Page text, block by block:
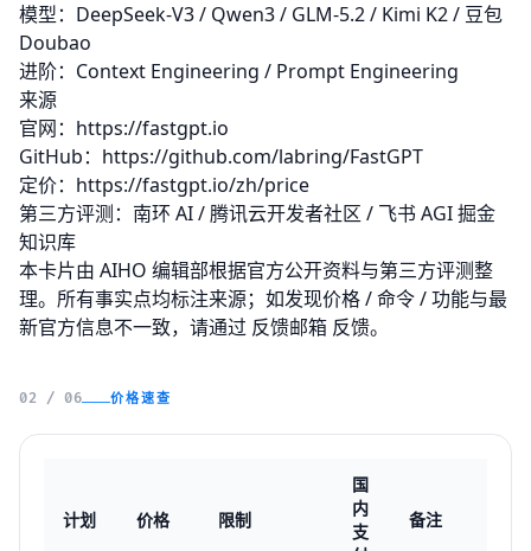
模型： DeepSeek-V3/ Qwen3/ GLM-5.2/ Kimi K2/ 豆包
Doubao
进阶： Context Engineering / Prompt Engineering
来源
官网： https://fastgpt.io
GitHub： https://github.com/labring/FastGPT
定价： https://fastgpt.io/zh/price
第三方评测：南环 AI / 腾讯云开发者社区 / 飞书 AGI 掘金
知识库
本卡片由 AIHO 编辑部根据官方公开资料与第三方评测整
理。所有事实点均标注来源；如发现价格 / 命令 / 功能与最
新官方信息不一致，请通过 反馈邮箱 反馈。
02 / 06 价格速查
计划 价格 限制
国
内
支
备注